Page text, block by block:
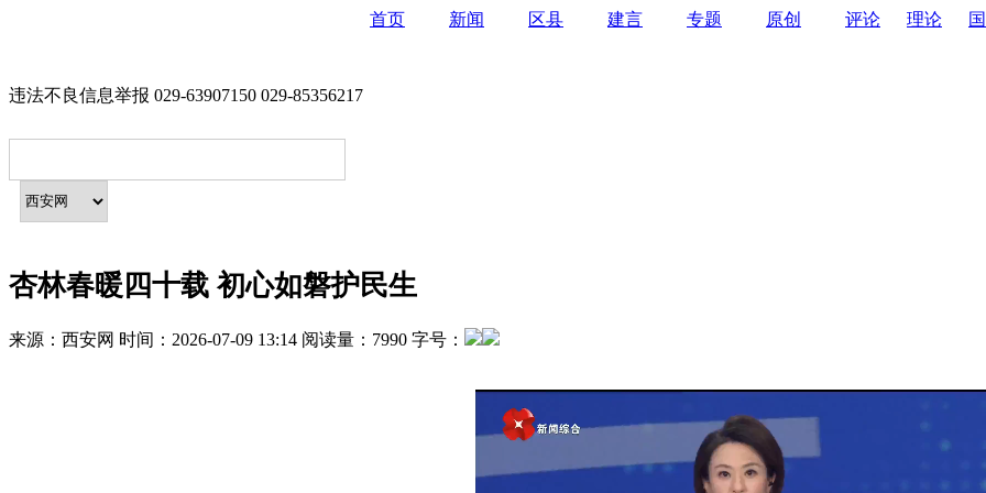
首页 新闻 区县 建言 专题 原创 评论 理论
违法不良信息举报 029-63907150 029-85356217
杏林春暖四十载 初心如磐护民生
来源： 西安网 时间： 2026-07-09 13:14 阅读量： 7990 字号：